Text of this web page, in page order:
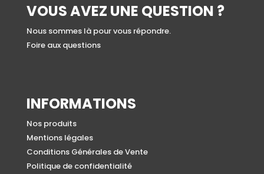
VOUS AVEZ UNE QUESTION ?
Nous sommes là pour vous répondre.
Foire aux questions
INFORMATIONS
Nos produits
Mentions légales
Conditions Générales de Vente
Politique de confidentialité